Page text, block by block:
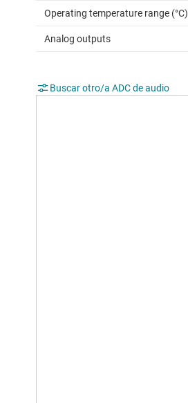
Operating temperature range (°C)
Analog outputs
Buscar otro/a ADC de audio